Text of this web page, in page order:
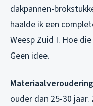
dakpannen-
haalde ik een
Weesp Zuid I. Hoe
Geen idee.
Materiaalveroudering
ouder dan 25-30